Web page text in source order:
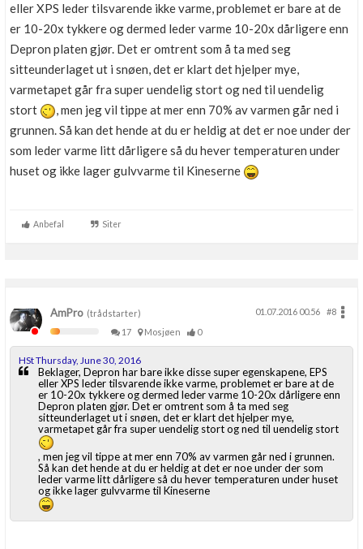
eller XPS leder tilsvarende ikke varme, problemet er bare at de
er 10-20x tykkere og dermed leder varme 10-20x dårligere enn
Depron platen gjør. Det er omtrent som å ta med seg
sitteunderlaget ut i snøen, det er klart det hjelper mye,
varmetapet går fra super uendelig stort og ned til uendelig
stort
, men jeg vil tippe at mer enn 70% av varmen går ned i
grunnen. Så kan det hende at du er heldig at det er noe under der
som leder varme litt dårligere så du hever temperaturen under
huset og ikke lager gulvvarme til Kineserne
Anbefal Siter
AmPro (trådstarter) 01.07.2016 00.56
#8
17
Mosjøen 0
HSt Thursday, June 30, 2016
Beklager, Depron har bare ikke disse super egenskapene, EPS
eller XPS leder tilsvarende ikke varme, problemet er bare at de
er 10-20x tykkere og dermed leder varme 10-20x dårligere enn
Depron platen gjør. Det er omtrent som å ta med seg
sitteunderlaget ut i snøen, det er klart det hjelper mye,
varmetapet går fra super uendelig stort og ned til uendelig stort
, men jeg vil tippe at mer enn 70% av varmen går ned i grunnen.
Så kan det hende at du er heldig at det er noe under der som
leder varme litt dårligere så du hever temperaturen under huset
og ikke lager gulvvarme til Kineserne